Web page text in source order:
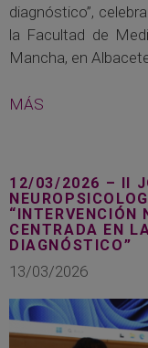
diagnóstico”,
la Facultad de
Mancha, en
MÁS
12/03/2026 – II
“INTERVENCIÓN
CENTRADA EN
DIAGNÓSTICO”
13/03/2026